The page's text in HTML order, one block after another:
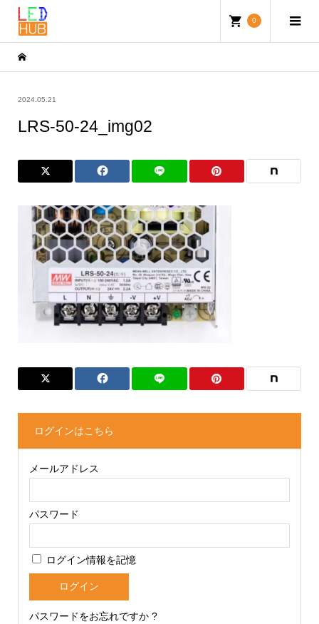
0
2024.05.21
LRS-50-24_img02
ログインはこちら
メールアドレス
パスワード
ログイン情報を記憶
パスワードをお忘れですか ?